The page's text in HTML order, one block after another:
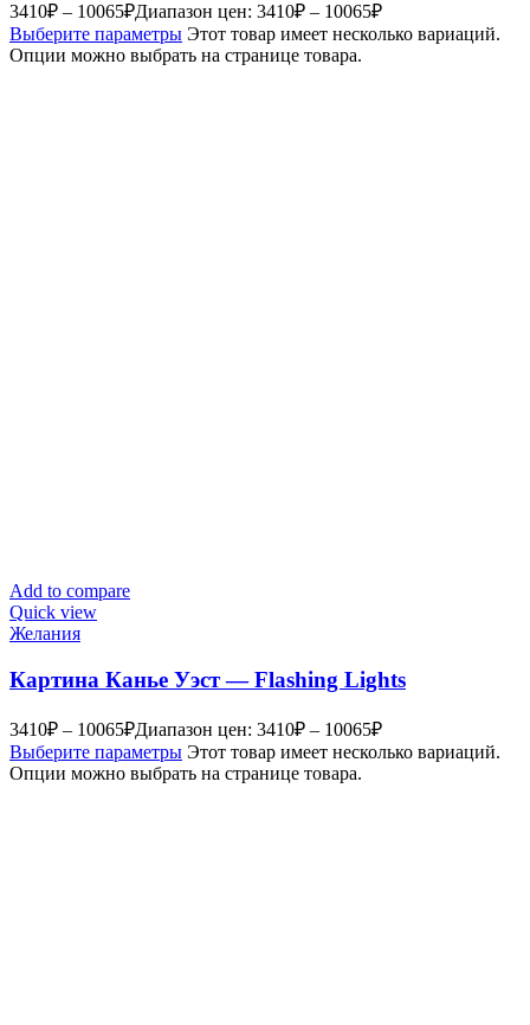
3410₽ – 10065₽Диапазон цен: 3410₽ – 10065₽
Выберите параметры Этот товар имеет несколько вариаций.
Опции можно выбрать на странице товара.
Add to compare
Quick view
Желания
Картина Канье Уэст — Flashing Lights
3410₽ – 10065₽Диапазон цен: 3410₽ – 10065₽
Выберите параметры Этот товар имеет несколько вариаций.
Опции можно выбрать на странице товара.